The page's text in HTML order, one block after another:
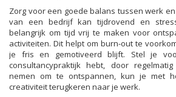
Zorg voor een goede balans tussen werk
van een bedrijf kan tijdrovend en
belangrijk om tijd vrij te maken voor
activiteiten. Dit helpt om burn-out te
je fris en gemotiveerd blijft. Stel je
consultancypraktijk hebt, door
nemen om te ontspannen, kun je met
creativiteit terugkeren naar je werk.